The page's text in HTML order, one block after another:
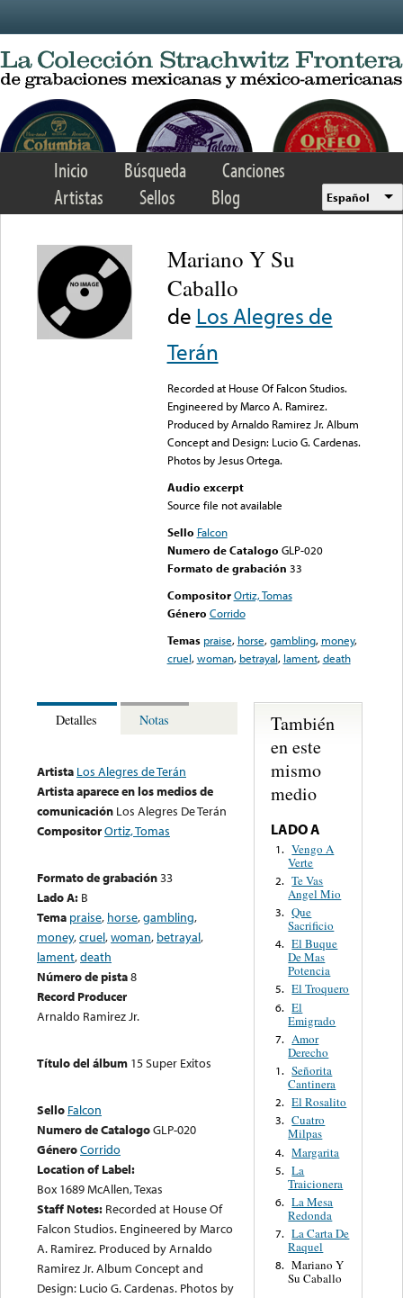
Inicio Búsqueda
Canciones
Artistas
Sellos Blog Español
Mariano Y Su
Caballo
de Los Alegres de
Terán
Recorded at House Of Falcon Studios.
Engineered by Marco A. Ramirez.
Produced by Arnaldo Ramirez Jr. Album
Concept and Design: Lucio G. Cardenas.
Photos by Jesus Ortega.
Audio excerpt
Source file not available
Sello Falcon
Numero de Catalogo GLP-020
Formato de grabación 33
Compositor Ortiz, Tomas
Género Corrido
Temas praise, horse,gambling, money,
cruel,woman, betrayal, lament,death
Detalles Notas
Artista Los Alegres de Terán
Artista aparece en los medios de
comunicación Los Alegres De Terán
CompositorOrtiz, Tomas
Formato de grabación33
Lado A: B
Tema praise, horse,gambling,
money,cruel,woman, betrayal,
lament,death
Número de pista8
Record Producer
Arnaldo Ramirez Jr.
Título del álbum 15 Super Exitos
Sello Falcon
Numero de CatalogoGLP-020
GéneroCorrido
Location of Label:
Box 1689 McAllen, Texas
Staff Notes: Recorded at House Of
Falcon Studios. Engineered by Marco
A. Ramirez. Produced by Arnaldo
Ramirez Jr. Album Concept and
Design: Lucio G. Cardenas. Photos by
También
en este
mismo
medio
LADO A
1. Vengo A
Verte
2. Te Vas
Angel Mio
3. Que
Sacrificio
4. El Buque
De Mas
Potencia
5. El Troquero
6. El
Emigrado
7. Amor
Derecho
1. Señorita
Cantinera
2. El Rosalito
3. Cuatro
Milpas
4. Margarita
5. La
Traicionera
6. La Mesa
Redonda
7. La Carta De
Raquel
8. Mariano Y
Su Caballo